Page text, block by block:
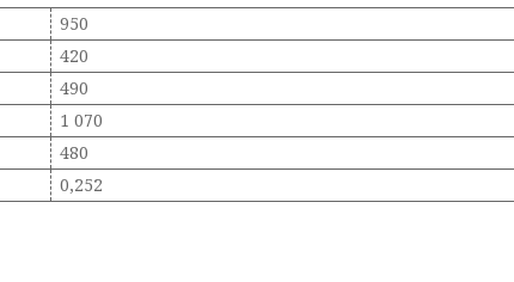
950
420
490
1 070
480
0,252